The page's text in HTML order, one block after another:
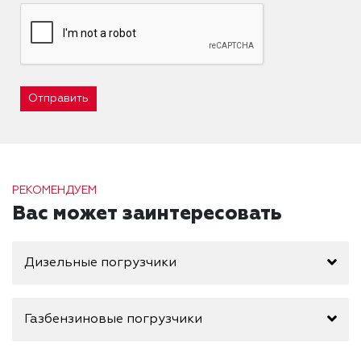
Отправить
РЕКОМЕНДУЕМ
Вас может заинтересовать
Дизельные погрузчики
Газбензиновые погрузчики